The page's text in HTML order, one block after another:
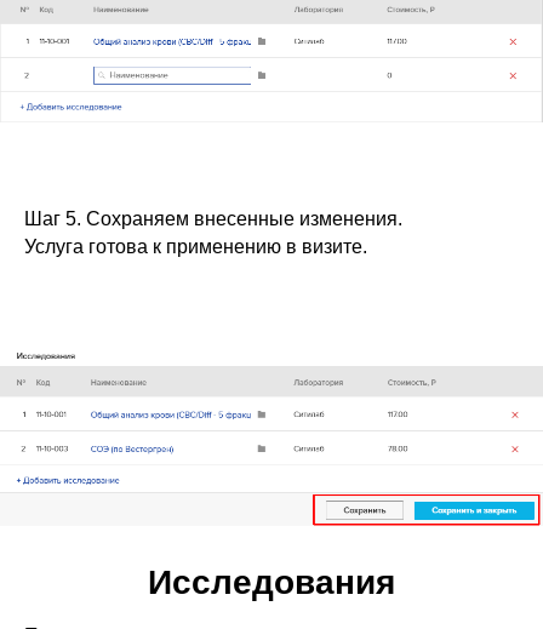
Шаг 5. Сохраняем внесенные изменения.
Услуга готова к применению в визите.
Исследования